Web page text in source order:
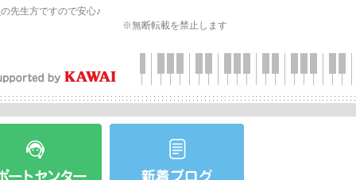
の先生方ですので安心♪
※無断転載を禁止します